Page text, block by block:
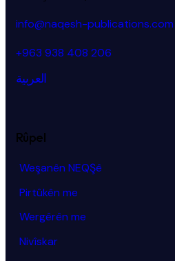
info@naqesh-publications.com
+963 938 408 206
العربية
Rûpel
Weşanên NEQŞê
Pirtûkên me
Wergêrên me
Nivîskar